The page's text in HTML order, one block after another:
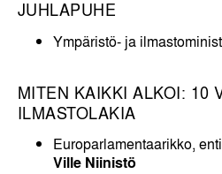
JUHLAPUHE
Ympäristö- ja
MITEN KAIKKI ALKOI: 10
ILMASTOLAKIA
Europarlamentaarikko,
Ville Niinistö